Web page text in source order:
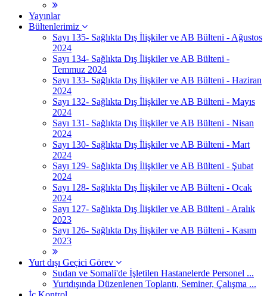
Yayınlar
Bültenlerimiz
Sayı 135- Sağlıkta Dış İlişkiler ve AB Bülteni - Ağustos
2024
Sayı 134- Sağlıkta Dış İlişkiler ve AB Bülteni -
Temmuz 2024
Sayı 133- Sağlıkta Dış İlişkiler ve AB Bülteni - Haziran
2024
Sayı 132- Sağlıkta Dış İlişkiler ve AB Bülteni - Mayıs
2024
Sayı 131- Sağlıkta Dış İlişkiler ve AB Bülteni - Nisan
2024
Sayı 130- Sağlıkta Dış İlişkiler ve AB Bülteni - Mart
2024
Sayı 129- Sağlıkta Dış İlişkiler ve AB Bülteni - Şubat
2024
Sayı 128- Sağlıkta Dış İlişkiler ve AB Bülteni - Ocak
2024
Sayı 127- Sağlıkta Dış İlişkiler ve AB Bülteni - Aralık
2023
Sayı 126- Sağlıkta Dış İlişkiler ve AB Bülteni - Kasım
2023
Yurt dışı Geçici Görev
Sudan ve Somali'de İşletilen Hastanelerde Personel ...
Yurtdışında Düzenlenen Toplantı, Seminer, Çalışma ...